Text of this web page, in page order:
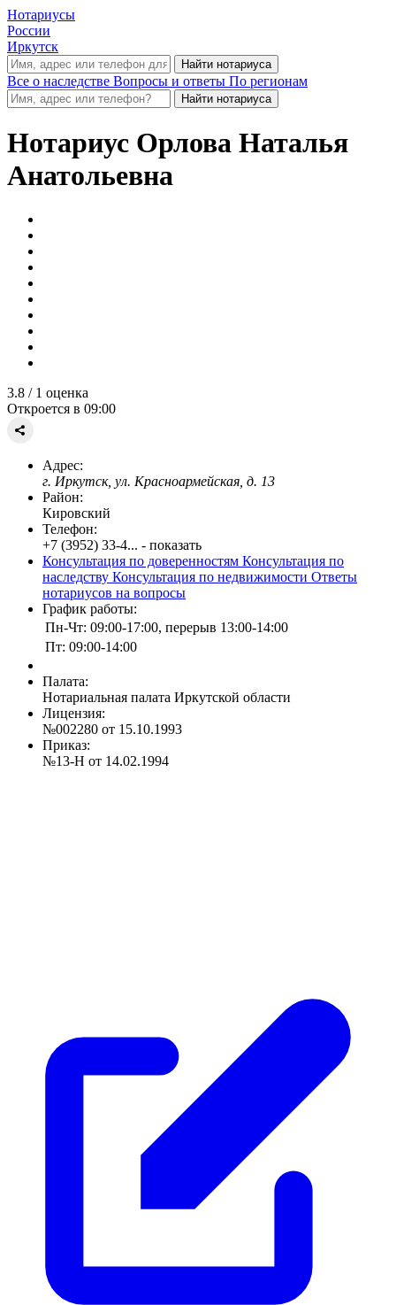
Нотариусы
России
Иркутск
Все о наследстве Вопросы и ответы По регионам
Нотариус Орлова Наталья
Анатольевна
3.8 / 1 оценка
Откроется в 09:00
Адрес:
г. Иркутск, ул. Красноармейская, д. 13
Район:
Кировский
Телефон:
+7 (3952) 33-4... - показать
Консультация по доверенностям Консультация по
наследству Консультация по недвижимости Ответы
нотариусов на вопросы
График работы:
Пн-Чт: 09:00-17:00, перерыв 13:00-14:00
Пт: 09:00-14:00
Палата:
Нотариальная палата Иркутской области
Лицензия:
№002280 от 15.10.1993
Приказ:
№13-Н от 14.02.1994